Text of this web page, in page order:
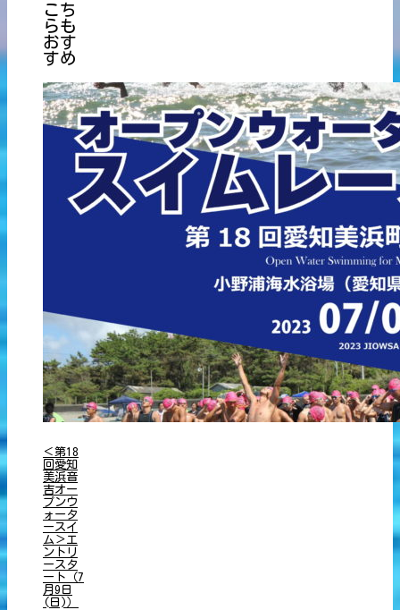
こち
らも
おす
すめ
＜第18
回愛知
美浜音
吉オー
プンウ
ォータ
ースイ
ム＞エ
ントリ
ースタ
ート（7
月9日
(日)）